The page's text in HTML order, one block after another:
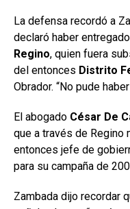
La defensa recordó a
declaró haber entregado
Regino, quien fuera
del entonces Distrito
Obrador. “No pude
El abogado César De
que a través de Regino
entonces jefe de
para su campaña de
Zambada dijo recordar